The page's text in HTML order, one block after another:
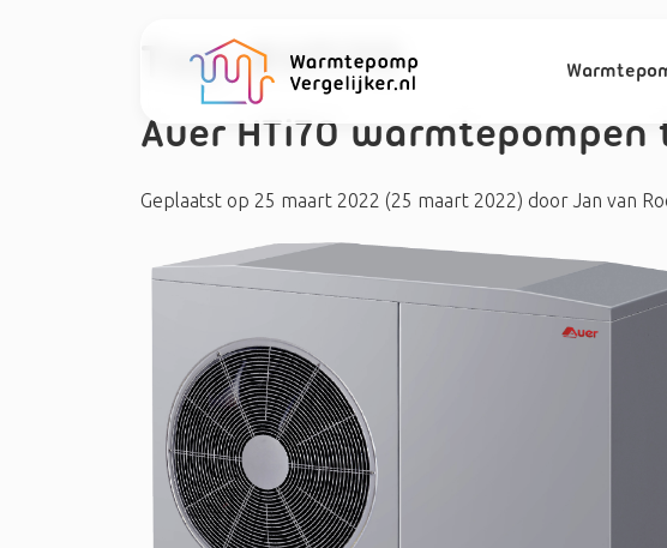
Tag:#HTi70
Auer HTi70 warmtepompen
Geplaatst op 25 maart 2022 (25 maart 2022) door Jan van